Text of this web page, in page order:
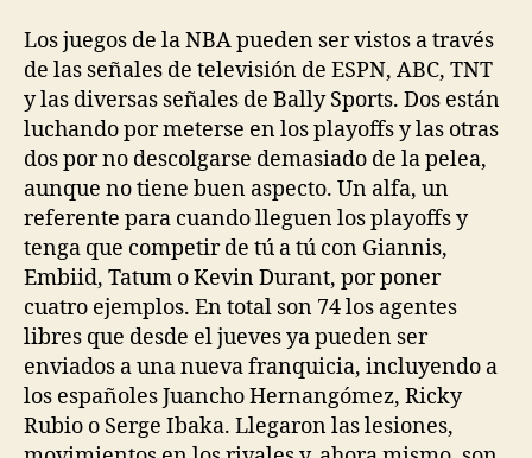
Los juegos de la NBA pueden ser vistos a través
de las señales de televisión de ESPN, ABC, TNT
y las diversas señales de Bally Sports. Dos están
luchando por meterse en los playoffs y las otras
dos por no descolgarse demasiado de la pelea,
aunque no tiene buen aspecto. Un alfa, un
referente para cuando lleguen los playoffs y
tenga que competir de tú a tú con Giannis,
Embiid, Tatum o Kevin Durant, por poner
cuatro ejemplos. En total son 74 los agentes
libres que desde el jueves ya pueden ser
enviados a una nueva franquicia, incluyendo a
los españoles Juancho Hernangómez, Ricky
Rubio o Serge Ibaka. Llegaron las lesiones,